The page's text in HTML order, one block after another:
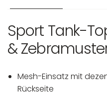
Sport Tank-
&
Mesh-Einsatz mit
Rückseite